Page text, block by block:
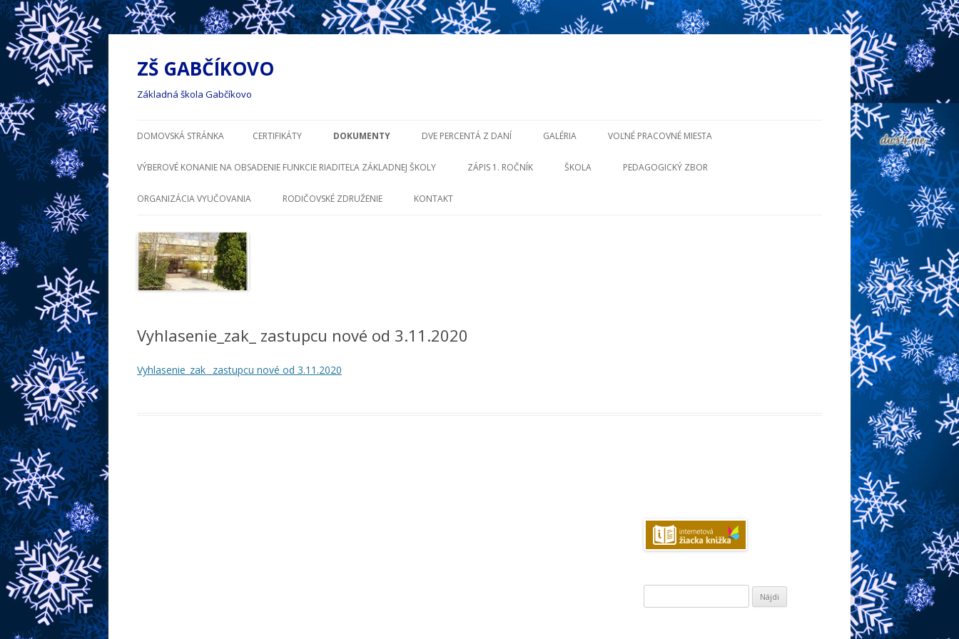
ZŠ GABČÍKOVO
Základná škola Gabčíkovo
na
DOMOVSKÁ STRÁNKA CERTIFIKÁTY DOKUMENTY DVE PERCENTÁ Z DANÍ GALÉRIA VOĽNÉ PRACOVNÉ MIESTA
VÝBEROVÉ KONANIE NA OBSADENIE FUNKCIE RIADITEĽA ZÁKLADNEJ ŠKOLY ZÁPIS 1. ROČNÍK ŠKOLA PEDAGOGICKÝ ZBOR
ORGANIZÁCIA VYUČOVANIA RODIČOVSKÉ ZDRUŽENIE KONTAKT
Vyhlasenie_zak_ zastupcu nové od 3.11.2020
Vyhlasenie_zak_ zastupcu nové od 3.11.2020